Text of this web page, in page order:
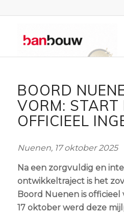
BOORD
VORM:
OFFICIEEL
Nuenen, 17 oktober 2025
Na een zorgvuldig en
ontwikkeltraject is het
Boord Nuenen is officieel
17 oktober werd deze